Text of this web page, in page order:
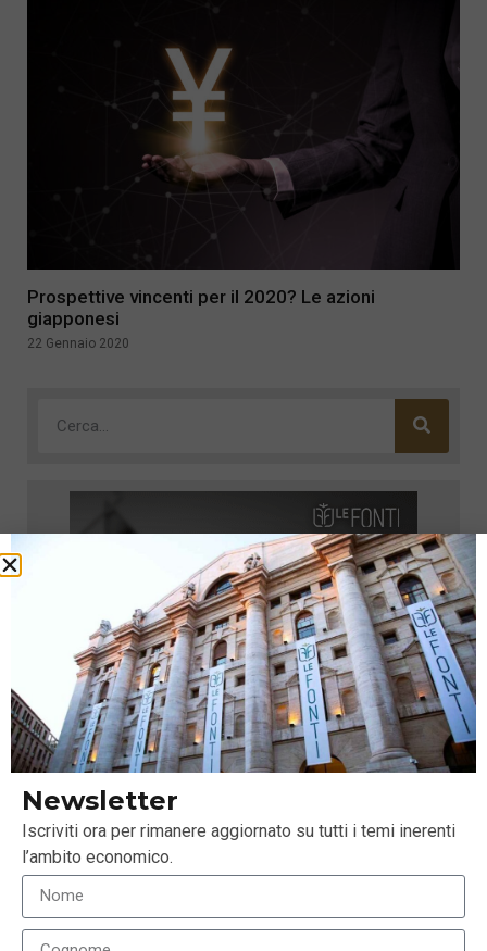
Prospettive vincenti per il 2020? Le azioni
giapponesi
22 Gennaio 2020
Newsletter
Iscriviti ora per rimanere aggiornato su tutti i temi inerenti
l’ambito economico.